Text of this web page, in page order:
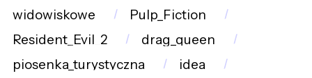
widowiskowe
Pulp_Fiction
Resident_Evil_2
drag_queen
piosenka_turystyczna
idea